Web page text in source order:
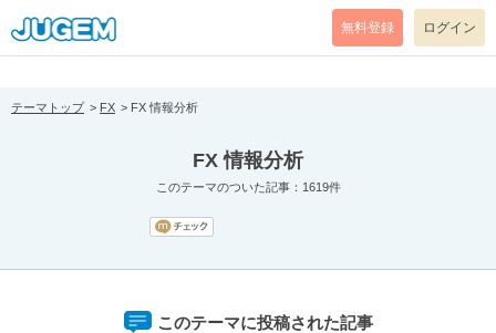
[pear_error: message="Success" code=0 mode=return level=notice
prefix="" info=""]
無料登録 ログイン
テーマトップ FX FX 情報分析
FX 情報分析
このテーマのついた記事：1619件
このテーマに投稿された記事